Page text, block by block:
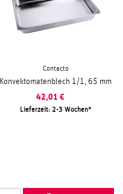
Contacto
Konvektomatenblech 1/1, 65 mm
42,01 €
Lieferzeit: 2-3 Wochen